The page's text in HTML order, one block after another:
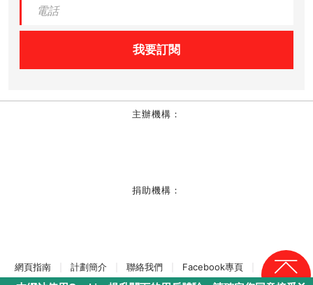
我要訂閱
主辦機構：
捐助機構：
網頁指南 計劃簡介 聯絡我們 Facebook專頁
服務條款
回頁頂